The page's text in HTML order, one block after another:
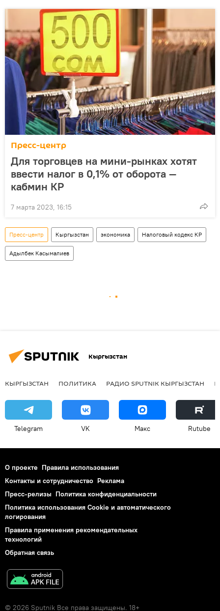
Пресс-центр
Для торговцев на мини-рынках хотят
ввести налог в 0,1% от оборота —
кабмин КР
7 марта 2023, 16:15
Пресс-центр Кыргызстан экономика Налоговый кодекс КР
Адылбек Касымалиев
Кыргызстан
КЫРГЫЗСТАН ПОЛИТИКА РАДИО SPUTNIK КЫРГЫЗСТАН
Telegram VK Макс Rutube
О проекте Правила использования
Контакты и сотрудничество Реклама
Пресс-релизы Политика конфиденциальности
Политика использования Cookie и автоматического
логирования
Правила применения рекомендательных
технологий
Обратная связь
© 2026 Sputnik Все права защищены. 18+